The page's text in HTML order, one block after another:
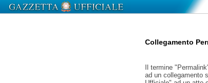
Collegamento
Il termine
ad un collegamento